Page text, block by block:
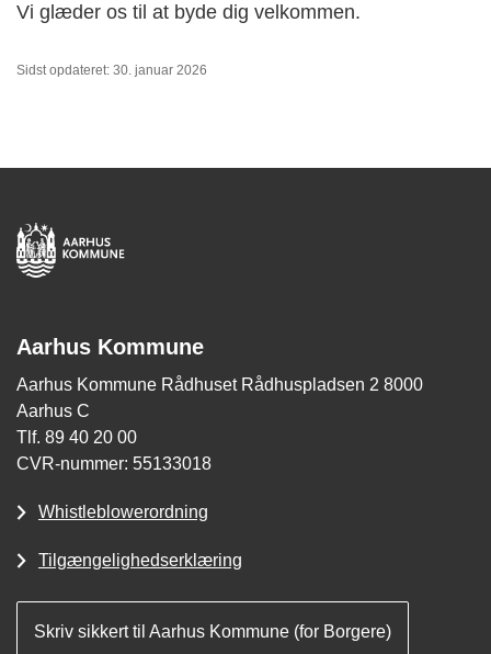
Vi glæder os til at byde dig velkommen.
Sidst opdateret: 30. januar 2026
Aarhus Kommune
Aarhus Kommune Rådhuset Rådhuspladsen 2 8000
Aarhus C
Tlf. 89 40 20 00
CVR-nummer: 55133018
Whistleblowerordning
Tilgængelighedserklæring
Skriv sikkert til Aarhus Kommune (for Borgere)